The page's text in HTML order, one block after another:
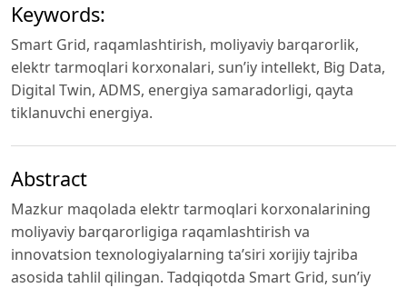
Keywords:
Smart Grid, raqamlashtirish, moliyaviy barqarorlik,
elektr tarmoqlari korxonalari, sun’iy intellekt, Big Data,
Digital Twin, ADMS, energiya samaradorligi, qayta
tiklanuvchi energiya.
Abstract
Mazkur maqolada elektr tarmoqlari korxonalarining
moliyaviy barqarorligiga raqamlashtirish va
innovatsion texnologiyalarning ta’siri xorijiy tajriba
asosida tahlil qilingan. Tadqiqotda Smart Grid, sun’iy